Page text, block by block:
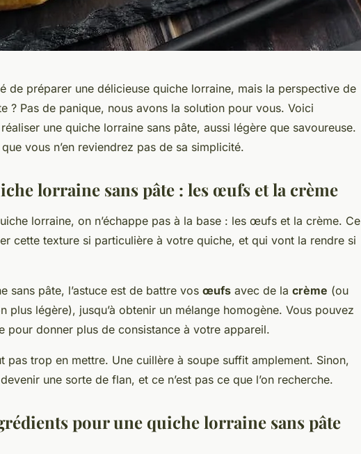
de préparer une délicieuse quiche lorraine, mais la perspective de
? Pas de panique, nous avons la solution pour vous. Voici
une quiche lorraine sans pâte, aussi légère que savoureuse.
vous n’en reviendrez pas de sa simplicité.
lorraine sans pâte : les œufs et la crème
lorraine, on n’échappe pas à la base : les œufs et la crème. Ce
cette texture si particulière à votre quiche, et qui vont la rendre si
sans pâte, l’astuce est de battre vos œufs avec de la crème (ou
plus légère), jusqu’à obtenir un mélange homogène. Vous pouvez
pour donner plus de consistance à votre appareil.
pas trop en mettre. Une cuillère à soupe suffit amplement. Sinon,
une sorte de flan, et ce n’est pas ce que l’on recherche.
pour une quiche lorraine sans pâte